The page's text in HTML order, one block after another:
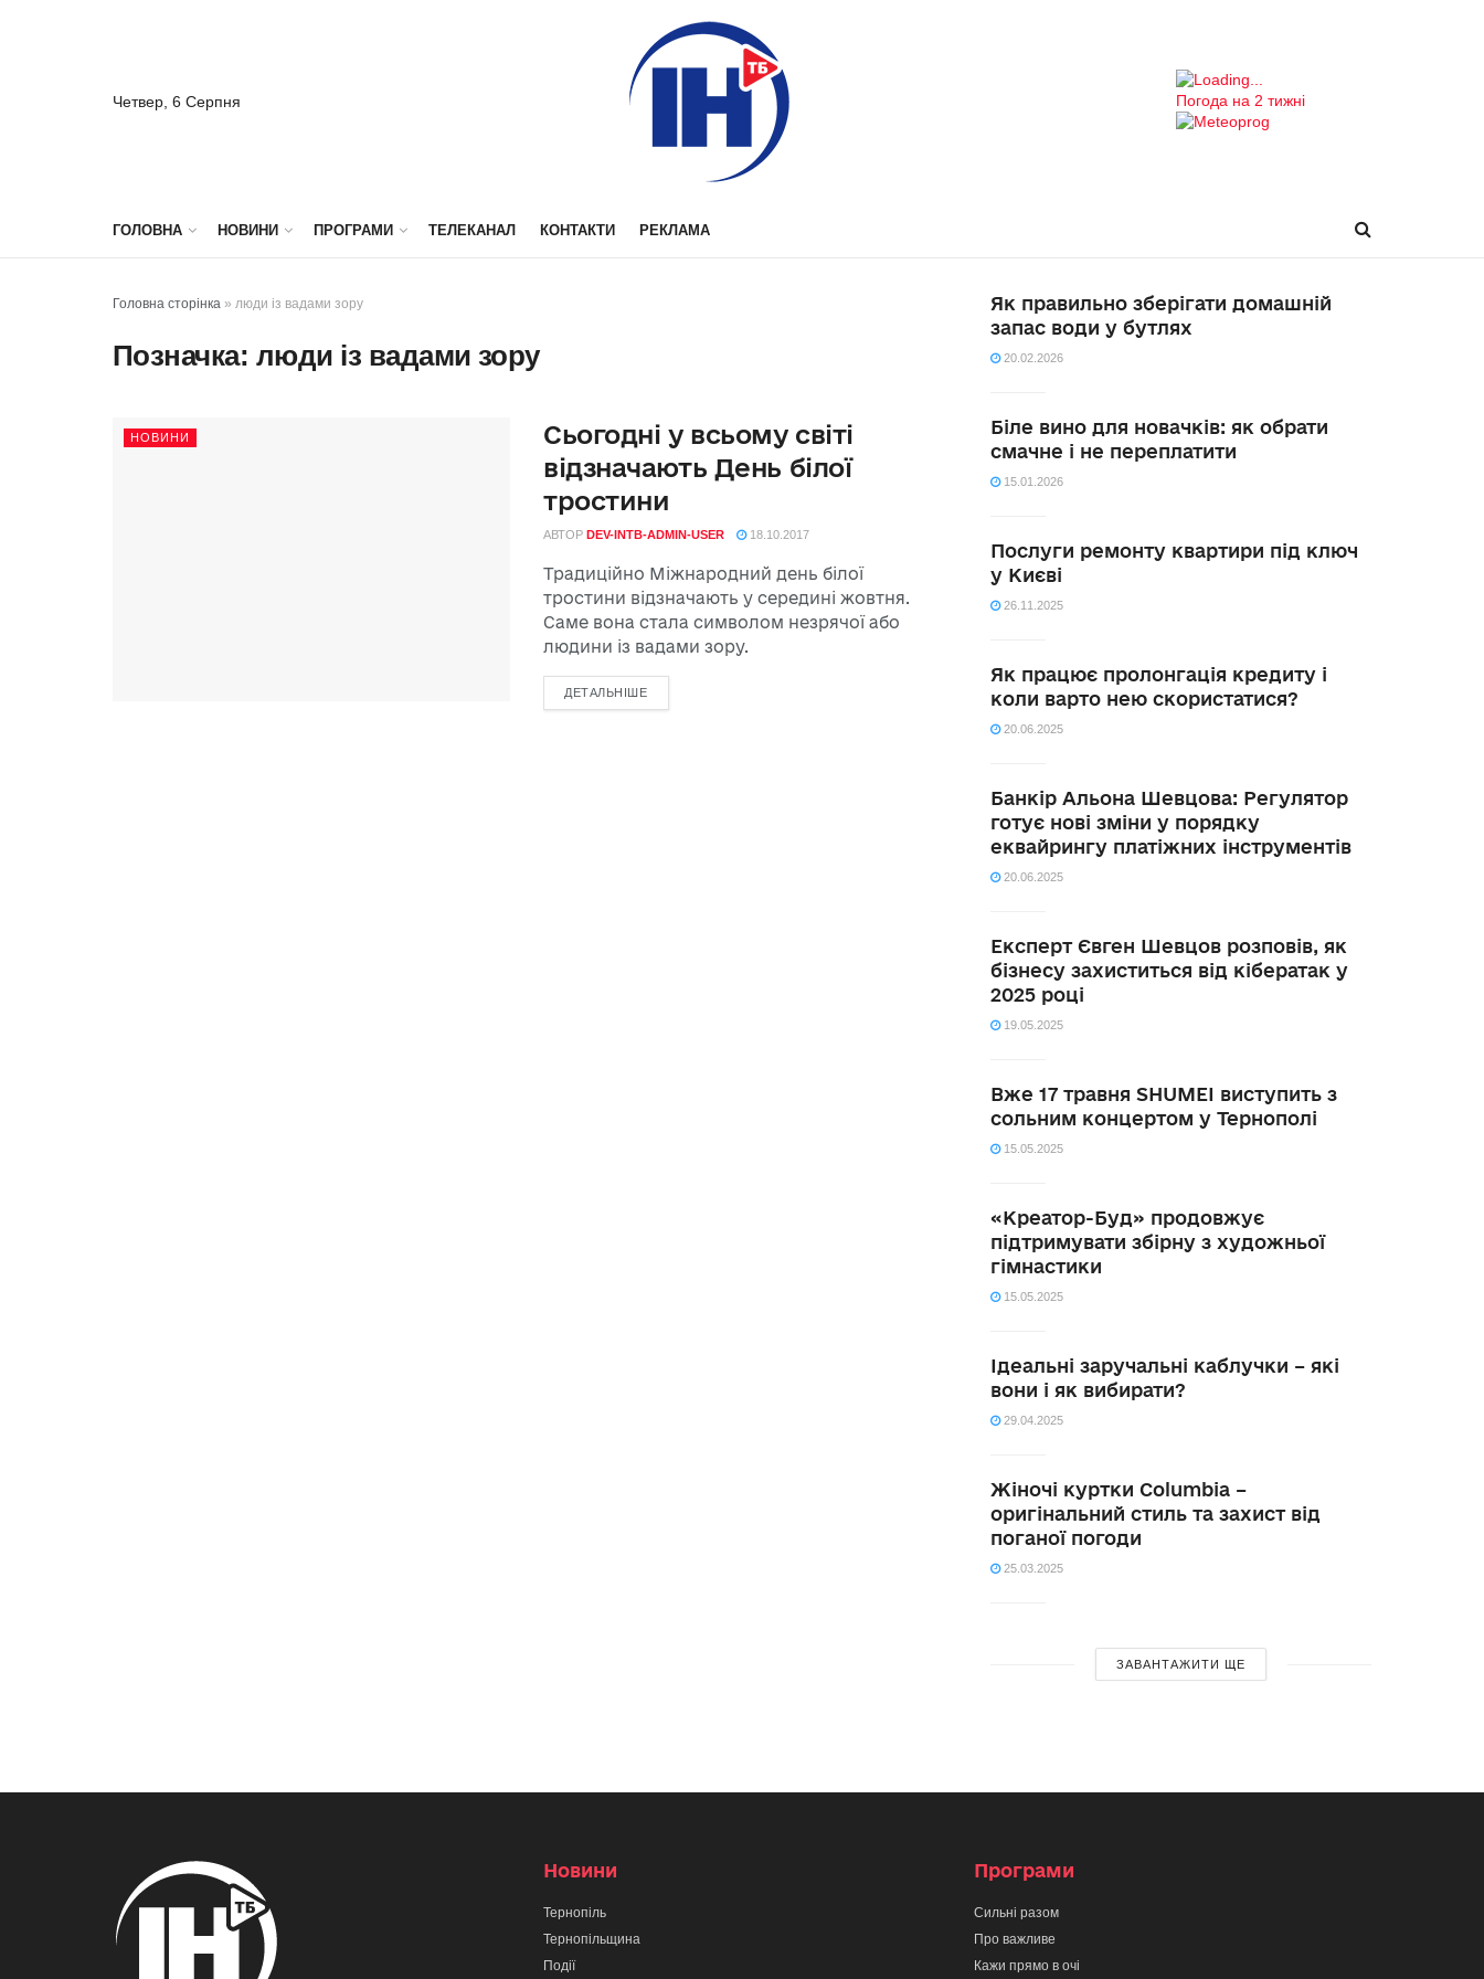
Четвер, 6 Серпня Погода на 2 тижні
ГОЛОВНА НОВИНИ ПРОГРАМИ ТЕЛЕКАНАЛ КОНТАКТИ РЕКЛАМА
Головна сторінка » люди із вадами зору
Позначка: люди із вадами зору
НОВИНИ
Сьогодні у всьому світі
відзначають День білої
тростини
АВТОР DEV-INTB-ADMIN-USER 18.10.2017
Традиційно Міжнародний день білої
тростини відзначають у середині жовтня.
Саме вона стала символом незрячої або
людини із вадами зору.
ДЕТАЛЬНІШЕ
Як правильно зберігати домашній
запас води у бутлях
20.02.2026
Біле вино для новачків: як обрати
смачне і не переплатити
15.01.2026
Послуги ремонту квартири під ключ
у Києві
26.11.2025
Як працює пролонгація кредиту і
коли варто нею скористатися?
20.06.2025
Банкір Альона Шевцова: Регулятор
готує нові зміни у порядку
еквайрингу платіжних інструментів
20.06.2025
Експерт Євген Шевцов розповів, як
бізнесу захиститься від кібератак у
2025 році
19.05.2025
Вже 17 травня SHUMEI виступить з
сольним концертом у Тернополі
15.05.2025
«Креатор-Буд» продовжує
підтримувати збірну з художньої
гімнастики
15.05.2025
Ідеальні заручальні каблучки – які
вони і як вибирати?
29.04.2025
Жіночі куртки Columbia –
оригінальний стиль та захист від
поганої погоди
25.03.2025
ЗАВАНТАЖИТИ ЩЕ
Новини
Тернопіль
Тернопільщина
Події
Програми
Сильні разом
Про важливе
Кажи прямо в очі